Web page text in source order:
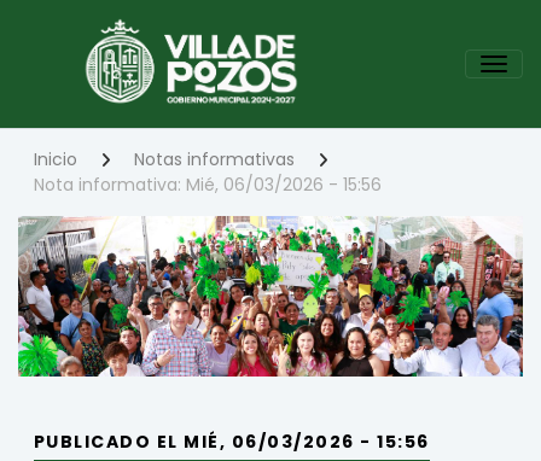
contenido
Inicio
Notas informativas
Nota informativa: Mié, 06/03/2026 - 15:56
PUBLICADO EL MIÉ, 06/03/2026 - 15:56